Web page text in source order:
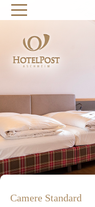
Camere Standard